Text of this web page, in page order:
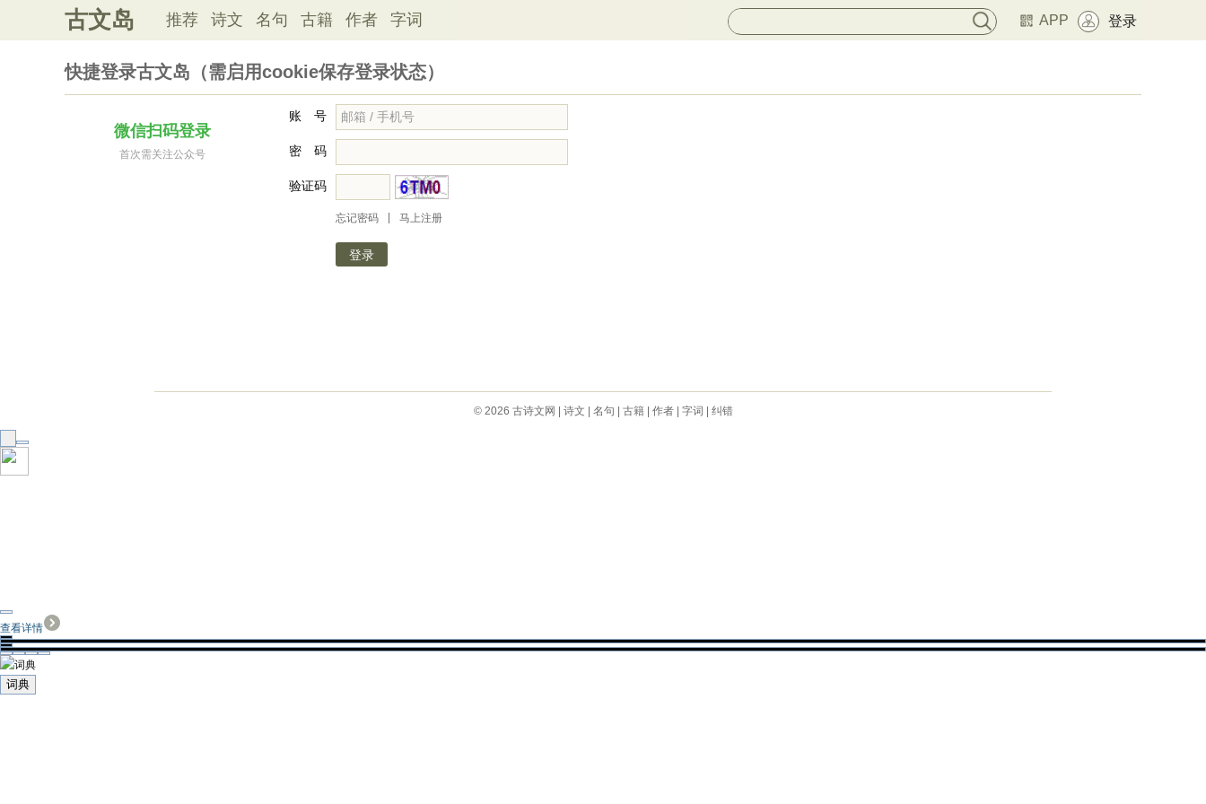
古文岛 推荐 诗文 名句 古籍 作者 字词 APP 登录
快捷登录古文岛（需启用cookie保存登录状态）
微信扫码登录
首次需关注公众号
账 号
密 码
验证码
忘记密码 马上注册
© 2026 古诗文网 诗文 名句 古籍| 作者| 字词 纠错
查看详情
词典